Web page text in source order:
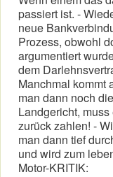
passiert ist. -
neue
Prozess, obwohl
argumentiert
dem
Manchmal kommt
man dann noch
Landgericht,
zurück zahlen! -
man dann tief
und wird zum
Motor-KRITIK: